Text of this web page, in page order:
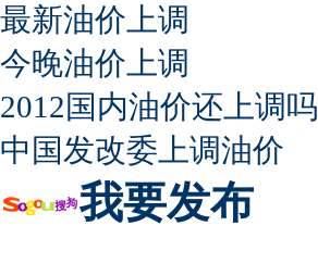
最新油价上调
今晚油价上调
2012国内油价还上调吗
中国发改委上调油价
我要发布